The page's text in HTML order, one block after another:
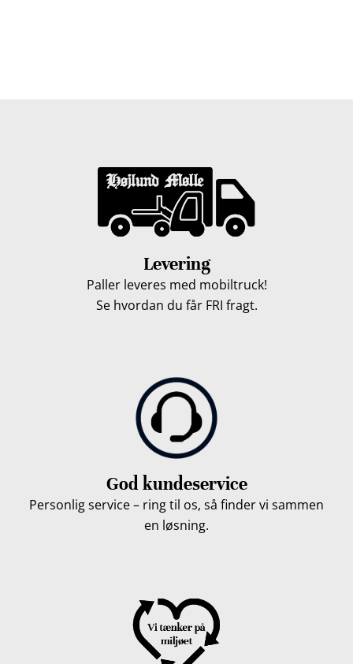
Levering
Paller leveres med mobiltruck!
Se hvordan du får FRI fragt.
God kundeservice
Personlig service – ring til os, så finder vi sammen
en løsning.